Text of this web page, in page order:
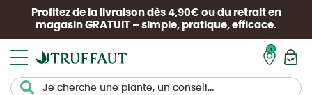
Profitez de la livraison dès 4,90€ ou du retrait en
magasin GRATUIT – simple, pratique, efficace.